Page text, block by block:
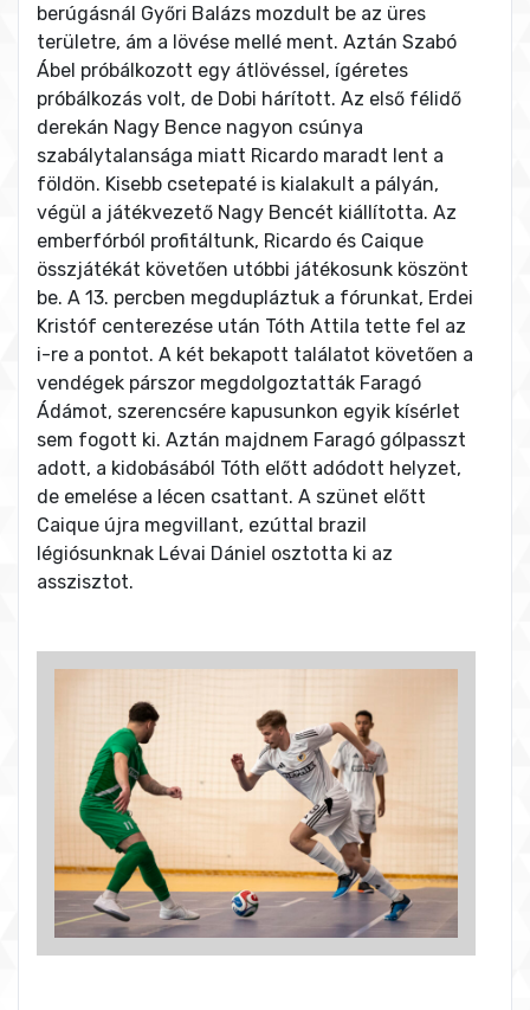
berúgásnál Győri Balázs mozdult be az üres
területre, ám a lövése mellé ment. Aztán Szabó
Ábel próbálkozott egy átlövéssel, ígéretes
próbálkozás volt, de Dobi hárított. Az első félidő
derekán Nagy Bence nagyon csúnya
szabálytalansága miatt Ricardo maradt lent a
földön. Kisebb csetepaté is kialakult a pályán,
végül a játékvezető Nagy Bencét kiállította. Az
emberfórból profitáltunk, Ricardo és Caique
összjátékát követően utóbbi játékosunk köszönt
be. A 13. percben megdupláztuk a fórunkat, Erdei
Kristóf centerezése után Tóth Attila tette fel az
i-re a pontot. A két bekapott találatot követően a
vendégek párszor megdolgoztatták Faragó
Ádámot, szerencsére kapusunkon egyik kísérlet
sem fogott ki. Aztán majdnem Faragó gólpasszt
adott, a kidobásából Tóth előtt adódott helyzet,
de emelése a lécen csattant. A szünet előtt
Caique újra megvillant, ezúttal brazil
légiósunknak Lévai Dániel osztotta ki az
asszisztot.